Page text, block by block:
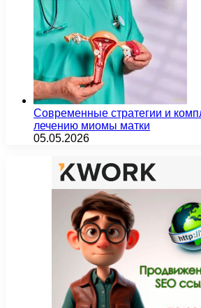
Современные стратегии и
лечению миомы матки
05.05.2026